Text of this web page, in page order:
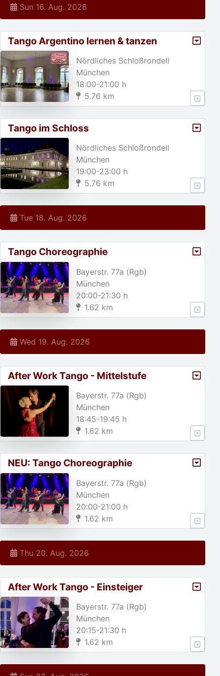
Sun 16. Aug. 2026
Tango Argentino lernen & tanzen
Nördliches Schloßrondell
München
18:00-21:00 h
5.76 km
Tango im Schloss
Nördliches Schloßrondell
München
19:00-23:00 h
5.76 km
Tue 18. Aug. 2026
Tango Choreographie
(Fortgeschrittene)
Bayerstr. 77a (Rgb)
München
20:00-21:30 h
1.62 km
Wed 19. Aug. 2026
After Work Tango - Mittelstufe
Bayerstr. 77a (Rgb)
München
18:45-19:45 h
1.62 km
NEU: Tango Choreographie
(Mittelstufe)
Bayerstr. 77a (Rgb)
München
20:00-21:00 h
1.62 km
Thu 20. Aug. 2026
After Work Tango - Einsteiger
Bayerstr. 77a (Rgb)
München
20:15-21:30 h
1.62 km